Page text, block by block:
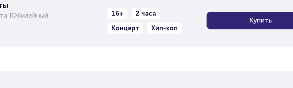
Юбилейный
16+
2 часа
Концерт
Хип-хоп
Купить